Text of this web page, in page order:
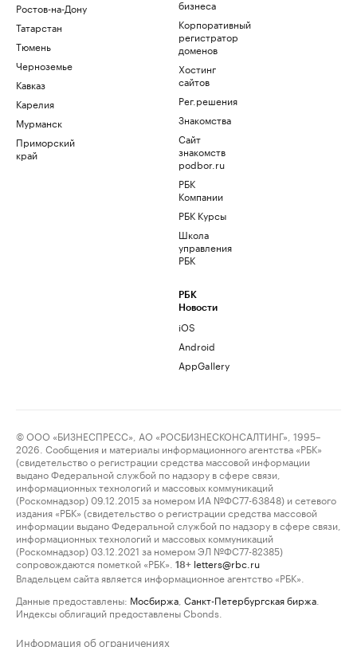
Ростов-на-Дону
Татарстан
Тюмень
Черноземье
Кавказ
Карелия
Мурманск
Приморский
край
бизнеса
Корпоративный
регистратор
доменов
Хостинг
сайтов
Рег.решения
Знакомства
Сайт
знакомств
podbor.ru
РБК
Компании
РБК Курсы
Школа
управления
РБК
РБК
Новости
iOS
Android
AppGallery
© ООО «БИЗНЕСПРЕСС», АО «РОСБИЗНЕСКОНСАЛТИНГ», 1995–
2026. Сообщения и материалы информационного агентства «РБК»
(свидетельство о регистрации средства массовой информации
выдано Федеральной службой по надзору в сфере связи,
информационных технологий и массовых коммуникаций
(Роскомнадзор) 09.12.2015 за номером ИА №ФС77-63848) и сетевого
издания «РБК» (свидетельство о регистрации средства массовой
информации выдано Федеральной службой по надзору в сфере связи,
информационных технологий и массовых коммуникаций
(Роскомнадзор) 03.12.2021 за номером ЭЛ №ФС77-82385)
сопровождаются пометкой «РБК».
18+ letters@rbc.ru
Владельцем сайта является информационное агентство «РБК».
Данные предоставлены: Мосбиржа Санкт-Петербургская биржа
Индексы облигаций предоставлены Cbonds.
Информация об ограничениях